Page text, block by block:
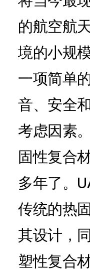
的航空航
境的小规
一项简单
音、安全
考虑因素
固性复合
多年了。
传统的热
其设计，
塑性复合材